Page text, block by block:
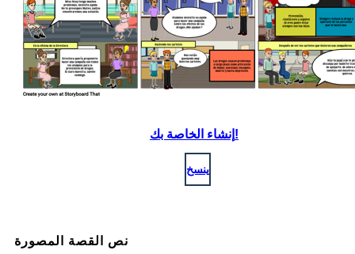
إنشاء الخاصة بك!
ينسخ
نص القصة المصورة